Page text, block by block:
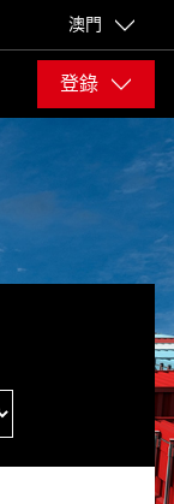
澳門
登錄